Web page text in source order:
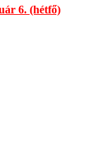
6. (hétfő)